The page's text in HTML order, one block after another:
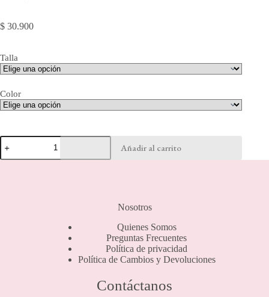
$ 30.900
Talla
Color
Media
Pantalón
Panty
Añadir al carrito
Nosotros
Quienes Somos
Preguntas Frecuentes
Política de privacidad
Política de Cambios y Devoluciones
Contáctanos